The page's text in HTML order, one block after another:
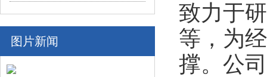
图片新闻
致力于
等，为
撑。公